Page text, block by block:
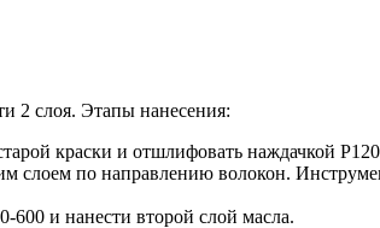
2 слоя. Этапы нанесения:
краски и отшлифовать наждачкой
слоем по направлению волокон.
и нанести второй слой масла.